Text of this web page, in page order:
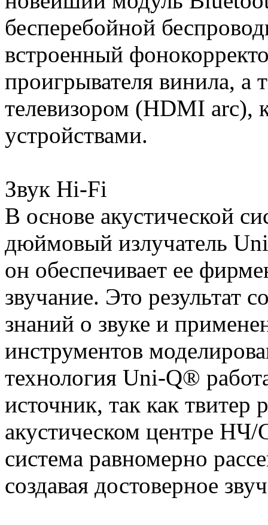
бесперебойной
встроенный
проигрывателя винила, а
телевизором (HDMI arc),
устройствами.
Звук Hi-Fi
В основе акустической
дюймовый излучатель
он обеспечивает ее
звучание. Это результат
знаний о звуке и
инструментов
технология Uni-Q®
источник, так как твитер
акустическом центре НЧ/
система равномерно
создавая достоверное